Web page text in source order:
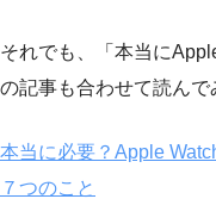
それでも、「本当に
の記事も合わせて読んで
本当に必要？Apple
７つのこと